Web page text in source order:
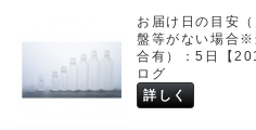
お届け日の目安
盤等がない場合※
合有）：5日【
ログ
詳しく